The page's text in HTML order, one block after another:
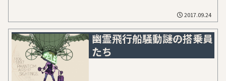
2017.09.24
幽霊飛行船騒動――謎の搭乗員
たち